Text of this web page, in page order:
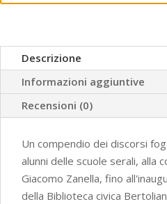
Descrizione
Informazioni aggiuntive
Recensioni (0)
Un compendio dei discorsi
alunni delle scuole serali, alla
Giacomo Zanella, fino
della Biblioteca civica